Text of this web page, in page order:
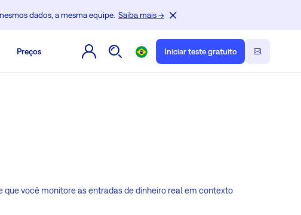
dados, a mesma equipe. Saiba mais →
Preços Iniciar teste gratuito
você monitore as entradas de dinheiro real em contexto